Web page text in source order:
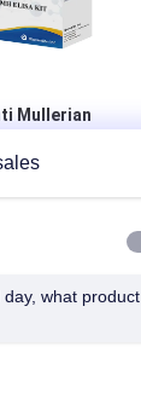
Mullerian
Elisa Test
day, what